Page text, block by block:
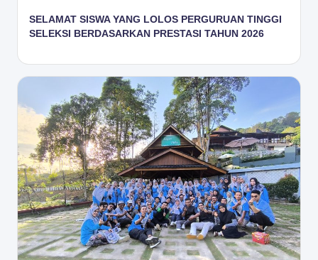
SELAMAT SISWA YANG LOLOS PERGURUAN TINGGI
SELEKSI BERDASARKAN PRESTASI TAHUN 2026